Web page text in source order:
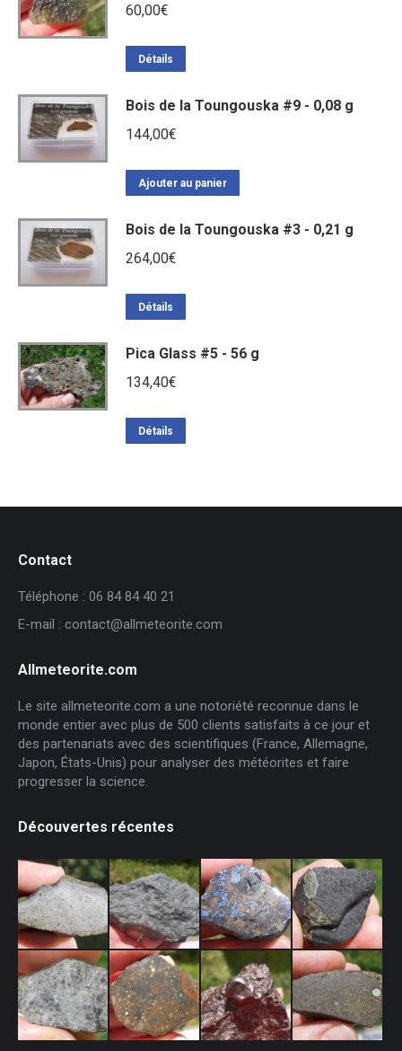
60,00€
Détails
Bois de la Toungouska #9 - 0,08 g
144,00€
Ajouter au panier
Bois de la Toungouska #3 - 0,21 g
264,00€
Détails
Pica Glass #5 - 56 g
134,40€
Détails
Contact
Téléphone : 06 84 84 40 21
E-mail : contact@allmeteorite.com
Allmeteorite.com
Le site allmeteorite.com a une notoriété reconnue dans le
monde entier avec plus de 500 clients satisfaits à ce jour et
des partenariats avec des scientifiques (France, Allemagne,
Japon, États-Unis) pour analyser des météorites et faire
progresser la science.
Découvertes récentes